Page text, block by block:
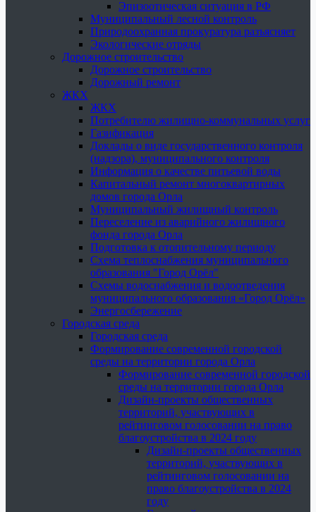
Эпизоотическая ситуация в РФ
Муниципальный лесной контроль
Природоохранная прокуратура разъясняет
Экологические отряды
Дорожное строительство
Дорожное строительство
Дорожный ремонт
ЖКХ
ЖКХ
Потребителю жилищно-коммунальных услуг
Газификация
Доклады о виде государственного контроля
(надзора), муниципального контроля
Информация о качестве питьевой воды
Капитальный ремонт многоквартирных
домов города Орла
Муниципальный жилищный контроль
Переселение из аварийного жилищного
фонда города Орла
Подготовка к отопительному периоду
Схема теплоснабжения муниципального
образования "Город Орёл"
Схемы водоснабжения и водоотведения
муниципального образования «Город Орёл»
Энергосбережение
Городская среда
Городская среда
Формирование современной городской
среды на территории города Орла
Формирование современной городской
среды на территории города Орла
Дизайн-проекты общественных
территорий, участвующих в
рейтинговом голосовании на право
благоустройства в 2024 году
Дизайн-проекты общественных
территорий, участвующих в
рейтинговом голосовании на
право благоустройства в 2024
году